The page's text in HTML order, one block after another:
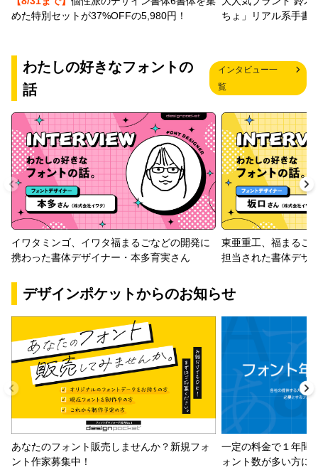
めた特別セットが37%OFFの5,980円！
ちょ」リアル系手書
わたしの好きなフォントの
話
インタビュー一
覧
イワタミンゴ、イワタ福まるごなどの開発に
携わった書体デザイナー・本多育実さん
東亜重工、福まるご
担当された書体デザ
デザインポケットからのお知らせ
あなたのフォント販売しませんか？新規フォ
ント作家募集中！
一定の料金で１年間
ォント数が多い方に